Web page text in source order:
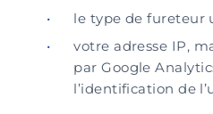
le type de fureteur
votre adresse IP,
par Google
l’identification de